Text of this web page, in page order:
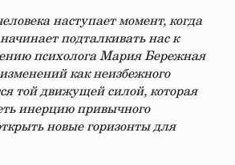
наступает момент, когда
подталкивать нас к
психолога Мария Бережная
как неизбежного
той движущей силой, которая
инерцию привычного
новые горизонты для